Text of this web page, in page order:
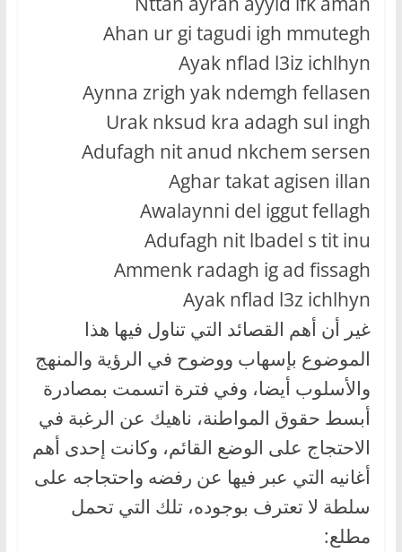
Ahan ur gi tagudi igh mmutegh
Ayak nflad l3iz ichlhyn
Aynna zrigh yak ndemgh fellasen
Urak nksud kra adagh sul ingh
Adufagh nit anud nkchem sersen
Aghar takat agisen illan
Awalaynni del iggut fellagh
Adufagh nit lbadel s tit inu
Ammenk radagh ig ad fissagh
Ayak nflad l3z ichlhyn
غير أن أهم القصائد التي تناول فيها هذا
الموضوع بإسهاب ووضوح في الرؤية والمنهج
والأسلوب أيضا، وفي فترة اتسمت بمصادرة
أبسط حقوق المواطنة، ناهيك عن الرغبة في
الاحتجاج على الوضع القائم، وكانت إحدى أهم
أغانيه التي عبر فيها عن رفضه واحتجاجه على
سلطة لا تعترف بوجوده، تلك التي تحمل
مطلع: